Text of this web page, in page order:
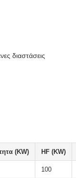
διαστάσεις
(KW) HF (KW)
100